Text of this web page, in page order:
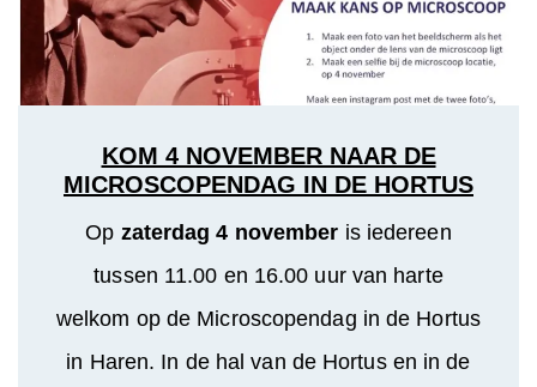
KOM 4 NOVEMBER NAAR DE
MICROSCOPENDAG IN DE HORTUS
Op zaterdag 4 november is iedereen
tussen 11.00 en 16.00 uur van harte
welkom op de Microscopendag in de Hortus
in Haren. In de hal van de Hortus en in de